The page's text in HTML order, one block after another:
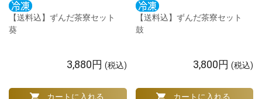
【送料込】ずんだ茶寮セット
葵
3,880円 (税込)
【送料込】ずんだ茶寮セット
鼓
3,800円 (税込)